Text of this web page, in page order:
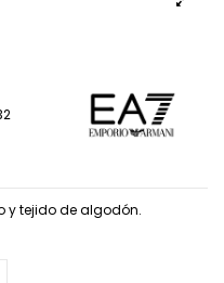
y tejido de algodón.